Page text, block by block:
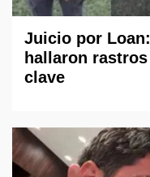
Juicio por
hallaron
clave